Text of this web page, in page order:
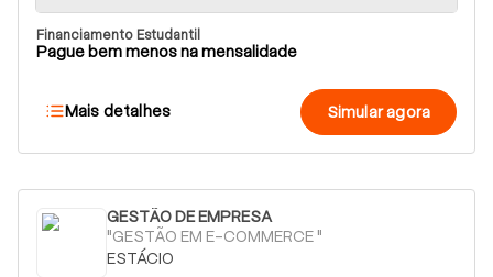
Financiamento Estudantil
Pague bem menos na mensalidade
Mais detalhes Simular agora
GESTÃO DE EMPRESA
"GESTÃO EM E-COMMERCE "
ESTÁCIO